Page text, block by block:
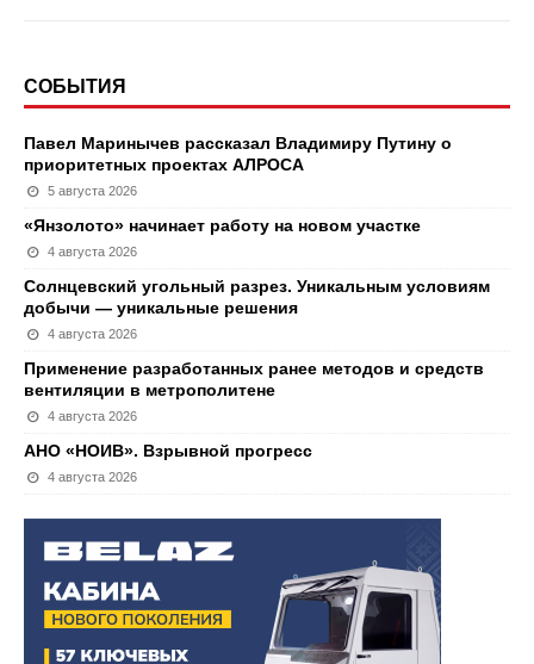
СОБЫТИЯ
Павел Маринычев рассказал Владимиру Путину о
приоритетных проектах АЛРОСА
5 августа 2026
«Янзолото» начинает работу на новом участке
4 августа 2026
Солнцевский угольный разрез. Уникальным условиям
добычи — уникальные решения
4 августа 2026
Применение разработанных ранее методов и средств
вентиляции в метрополитене
4 августа 2026
АНО «НОИВ». Взрывной прогресс
4 августа 2026